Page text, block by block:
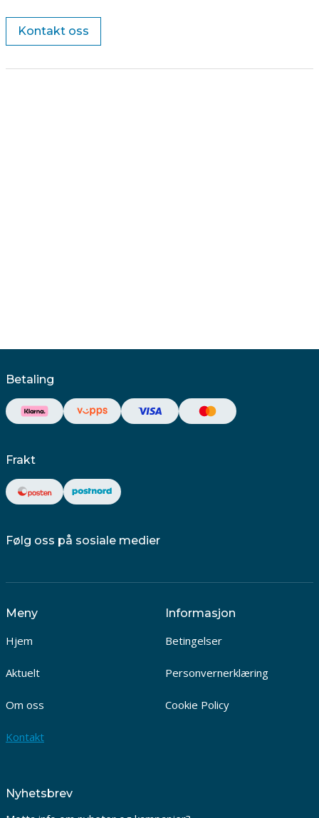
Kontakt oss
Betaling
Frakt
Følg oss på sosiale medier
Meny
Hjem
Aktuelt
Om oss
Kontakt
Informasjon
Betingelser
Personvernerklæring
Cookie Policy
Nyhetsbrev